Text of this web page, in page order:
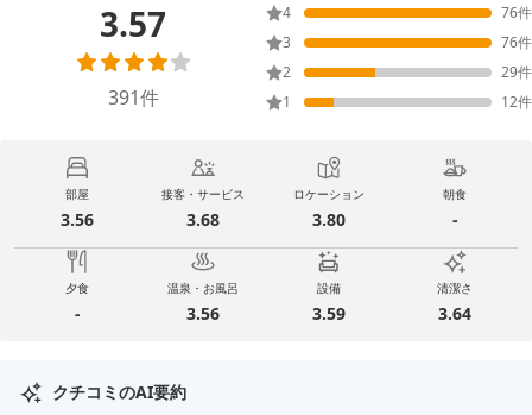
3.57
391件
4
76件
3
76件
2
29件
1
12件
部屋
3.56
接客・サービス
3.68
ロケーション
3.80
朝食
-
夕食
-
温泉・お風呂
3.56
設備
3.59
清潔さ
3.64
クチコミのAI要約